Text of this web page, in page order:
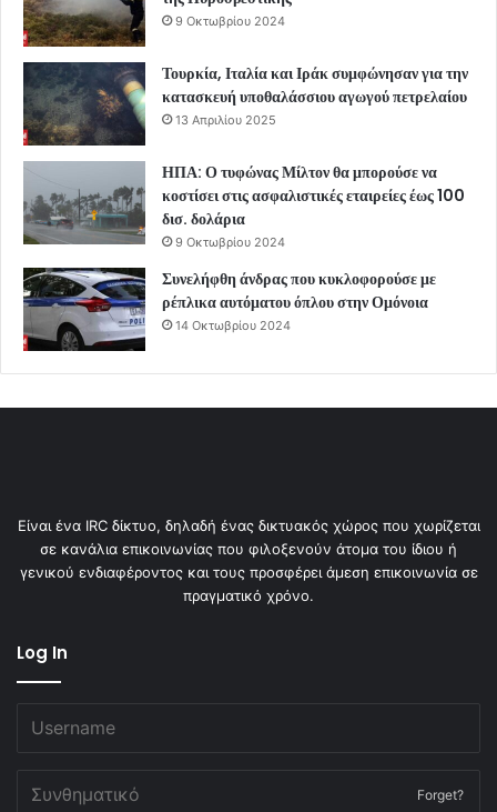
9 Οκτωβρίου 2024
Τουρκία, Ιταλία και Ιράκ συμφώνησαν για την
κατασκευή υποθαλάσσιου αγωγού πετρελαίου
13 Απριλίου 2025
ΗΠΑ: Ο τυφώνας Μίλτον θα μπορούσε να
κοστίσει στις ασφαλιστικές εταιρείες έως 100
δισ. δολάρια
9 Οκτωβρίου 2024
Συνελήφθη άνδρας που κυκλοφορούσε με
ρέπλικα αυτόματου όπλου στην Ομόνοια
14 Οκτωβρίου 2024
Είναι ένα IRC δίκτυο, δηλαδή ένας δικτυακός χώρος που χωρίζεται
σε κανάλια επικοινωνίας που φιλοξενούν άτομα του ίδιου ή
γενικού ενδιαφέροντος και τους προσφέρει άμεση επικοινωνία σε
πραγματικό χρόνο.
Log In
Forget?